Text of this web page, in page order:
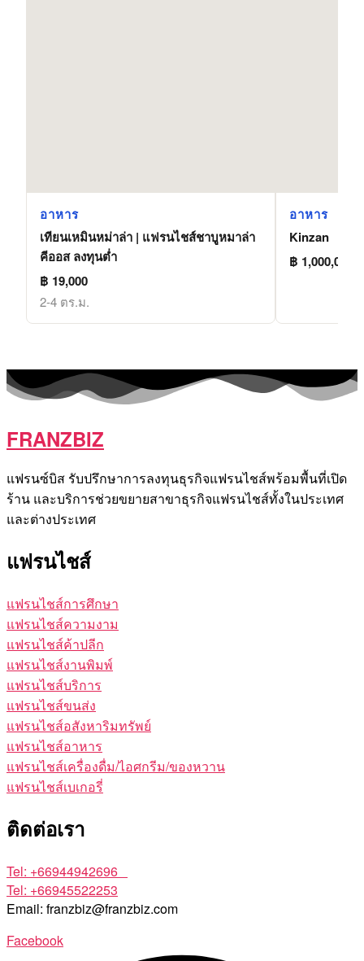
อาหาร
เทียนเหมินหม่าล่า | แฟรนไชส์ชาบูหมาล่า
คีออส ลงทุนต่ำ
฿ 19,000
2-4 ตร.ม.
อาหาร
Kinzan
฿ 1,000,000
FRANZBIZ
แฟรนซ์บิส รับปรึกษาการลงทุนธุรกิจแฟรนไชส์พร้อมพื้นที่เปิด
ร้าน และบริการช่วยขยายสาขาธุรกิจแฟรนไชส์ทั้งในประเทศ
และต่างประเทศ
แฟรนไชส์
แฟรนไชส์การศึกษา
แฟรนไชส์ความงาม
แฟรนไชส์ค้าปลีก
แฟรนไชส์งานพิมพ์
แฟรนไชส์บริการ
แฟรนไชส์ขนส่ง
แฟรนไชส์อสังหาริมทรัพย์
แฟรนไชส์อาหาร
แฟรนไชส์เครื่องดื่ม/ไอศกรีม/ของหวาน
แฟรนไชส์เบเกอรี่
ติดต่อเรา
Tel: +66944942696
Tel: +66945522253
Email: franzbiz@franzbiz.com
Facebook